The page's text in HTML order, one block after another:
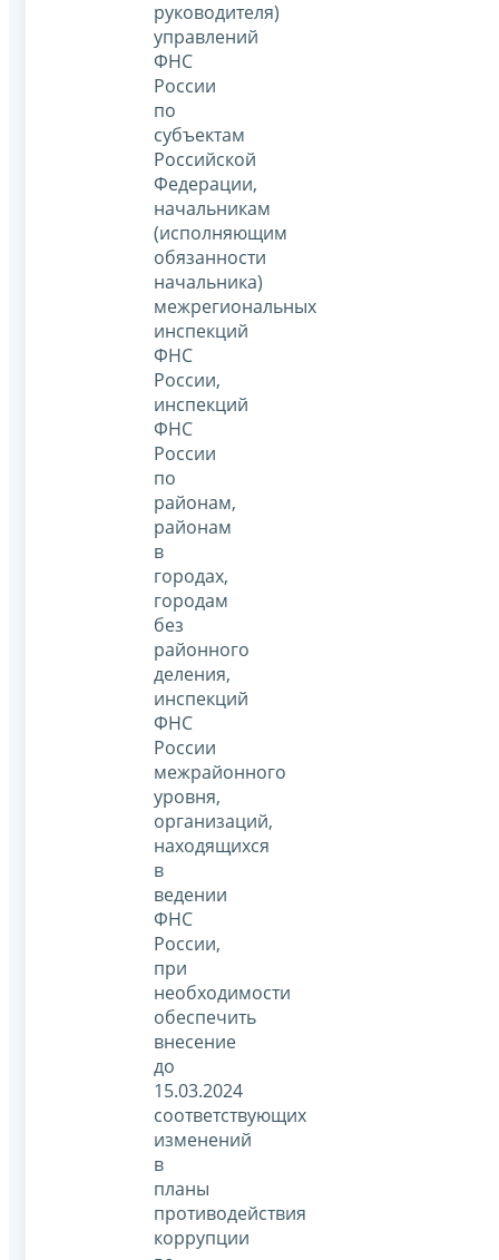
руководителя)
управлений
ФНС
России
по
субъектам
Российской
Федерации,
начальникам
(исполняющим
обязанности
начальника)
межрегиональных
инспекций
ФНС
России,
инспекций
ФНС
России
по
районам,
районам
в
городах,
городам
без
районного
деления,
инспекций
ФНС
России
межрайонного
уровня,
организаций,
находящихся
в
ведении
ФНС
России,
при
необходимости
обеспечить
внесение
до
15.03.2024
соответствующих
изменений
в
планы
противодействия
коррупции